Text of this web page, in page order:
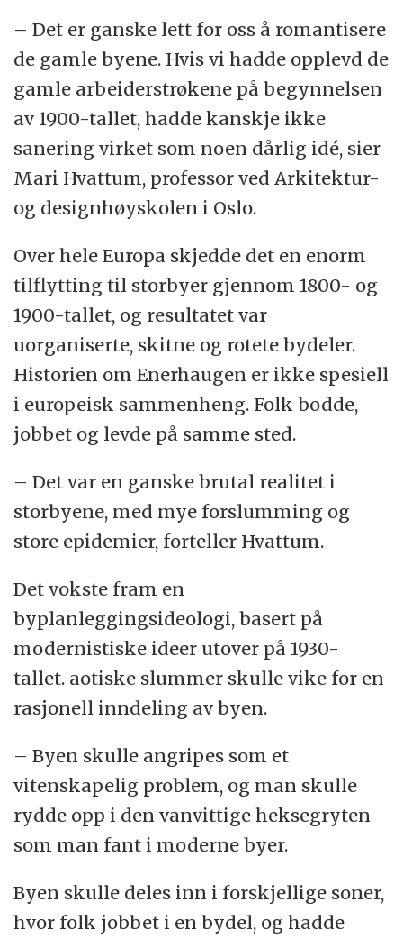
– Det er ganske lett for oss å romantisere
de gamle byene. Hvis vi hadde opplevd de
gamle arbeiderstrøkene på begynnelsen
av 1900-tallet, hadde kanskje ikke
sanering virket som noen dårlig idé, sier
Mari Hvattum, professor ved Arkitektur-
og designhøyskolen i Oslo.
Over hele Europa skjedde det en enorm
tilflytting til storbyer gjennom 1800- og
1900-tallet, og resultatet var
uorganiserte, skitne og rotete bydeler.
Historien om Enerhaugen er ikke spesiell
i europeisk sammenheng. Folk bodde,
jobbet og levde på samme sted.
– Det var en ganske brutal realitet i
storbyene, med mye forslumming og
store epidemier, forteller Hvattum.
Det vokste fram en
byplanleggingsideologi, basert på
modernistiske ideer utover på 1930-
tallet. aotiske slummer skulle vike for en
rasjonell inndeling av byen.
– Byen skulle angripes som et
vitenskapelig problem, og man skulle
rydde opp i den vanvittige heksegryten
som man fant i moderne byer.
Byen skulle deles inn i forskjellige soner,
hvor folk jobbet i en bydel, og hadde